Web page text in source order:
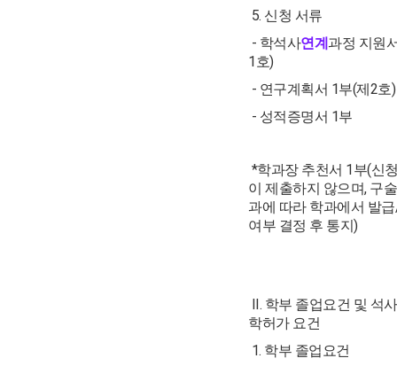
5. 신청 서류
- 학석사연계과정 지원
1호)
- 연구계획서 1부(제2호)
- 성적증명서 1부
*학과장 추천서 1부(신
이 제출하지 않으며, 구
과에 따라 학과에서 발
여부 결정 후 통지)
II. 학부 졸업요건 및 석
학허가 요건
1. 학부 졸업요건